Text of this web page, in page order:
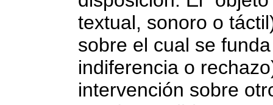
textual, sonoro o
sobre el cual se
indiferencia o
intervención sobre